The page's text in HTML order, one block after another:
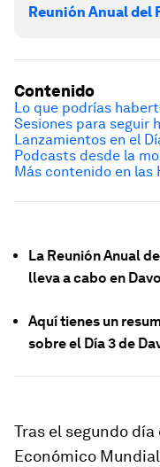
Reunión Anual del
La Reunión Anual
lleva a cabo en
Aquí tienes un
sobre el Día 3 de
Tras el segundo
Económico
Contenido
Lo que podrías
Sesiones para seguir
Lanzamientos en el
Podcasts desde la
Más contenido en las